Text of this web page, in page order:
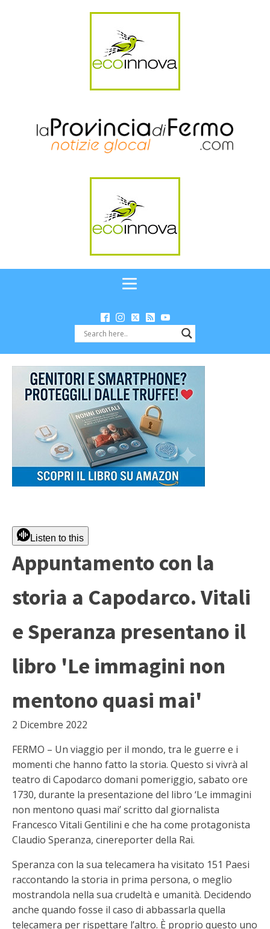
Listen to this
Appuntamento con la
storia a Capodarco. Vitali
e Speranza presentano il
libro 'Le immagini non
mentono quasi mai'
2 Dicembre 2022
FERMO – Un viaggio per il mondo, tra le guerre e i
momenti che hanno fatto la storia. Questo si vivrà al
teatro di Capodarco domani pomeriggio, sabato ore
1730, durante la presentazione del libro ‘Le immagini
non mentono quasi mai’ scritto dal giornalista
Francesco Vitali Gentilini e che ha come protagonista
Claudio Speranza, cinereporter della Rai.
Speranza con la sua telecamera ha visitato 151 Paesi
raccontando la storia in prima persona, o meglio
mostrandola nella sua crudeltà e umanità. Decidendo
anche quando fosse il caso di abbassarla quella
telecamera per rispettare l’altro. È proprio questo uno